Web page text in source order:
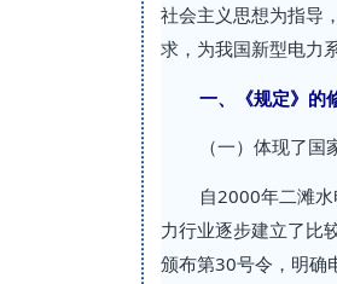
社会主义思想为指导
求，为我国新型电力
一、《规定》的
（一）体现了国
自2000年二滩
力行业逐步建立了比
颁布第30号令，明确